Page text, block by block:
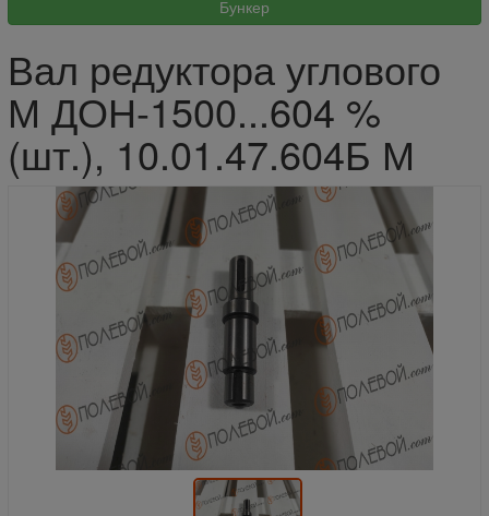
Вал редуктора углового
М ДОН-1500...604 %
(шт.), 10.01.47.604Б М